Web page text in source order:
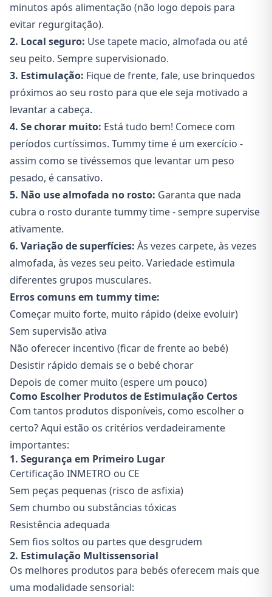
minutos após alimentação (não logo depois para
evitar regurgitação).
2. Local seguro: Use tapete macio, almofada ou até
seu peito. Sempre supervisionado.
3. Estimulação: Fique de frente, fale, use brinquedos
próximos ao seu rosto para que ele seja motivado a
levantar a cabeça.
4. Se chorar muito: Está tudo bem! Comece com
períodos curtíssimos. Tummy time é um exercício -
assim como se tivéssemos que levantar um peso
pesado, é cansativo.
5. Não use almofada no rosto: Garanta que nada
cubra o rosto durante tummy time - sempre supervise
ativamente.
6. Variação de superfícies: Às vezes carpete, às vezes
almofada, às vezes seu peito. Variedade estimula
diferentes grupos musculares.
Erros comuns em tummy time:
Começar muito forte, muito rápido (deixe evoluir)
Sem supervisão ativa
Não oferecer incentivo (ficar de frente ao bebé)
Desistir rápido demais se o bebé chorar
Depois de comer muito (espere um pouco)
Como Escolher Produtos de Estimulação Certos
Com tantos produtos disponíveis, como escolher o
certo? Aqui estão os critérios verdadeiramente
importantes:
1. Segurança em Primeiro Lugar
Certificação INMETRO ou CE
Sem peças pequenas (risco de asfixia)
Sem chumbo ou substâncias tóxicas
Resistência adequada
Sem fios soltos ou partes que desgrudem
2. Estimulação Multissensorial
Os melhores produtos para bebés oferecem mais que
uma modalidade sensorial: